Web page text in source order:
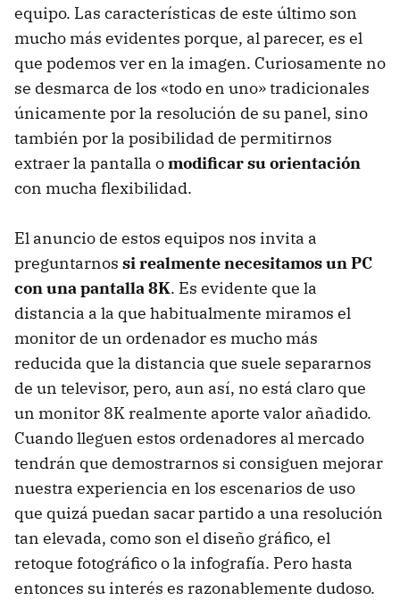
equipo. Las características de este último son
mucho más evidentes porque, al parecer, es el
que podemos ver en la imagen. Curiosamente no
se desmarca de los «todo en uno» tradicionales
únicamente por la resolución de su panel, sino
también por la posibilidad de permitirnos
extraer la pantalla omodificar su orientación
con mucha flexibilidad.
El anuncio de estos equipos nos invita a
preguntarnos si realmente necesitamos un PC
con una pantalla 8K. Es evidente que la
distancia a la que habitualmente miramos el
monitor de un ordenador es mucho más
reducida que la distancia que suele separarnos
de un televisor, pero, aun así, no está claro que
un monitor 8K realmente aporte valor añadido.
Cuando lleguen estos ordenadores al mercado
tendrán que demostrarnos si consiguen mejorar
nuestra experiencia en los escenarios de uso
que quizá puedan sacar partido a una resolución
tan elevada, como son el diseño gráfico, el
retoque fotográfico o la infografía. Pero hasta
entonces su interés es razonablemente dudoso.